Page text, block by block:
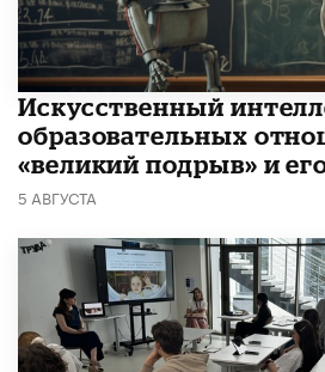
​Искусственный
образовательных
«великий подрыв» и
5 АВГУСТА